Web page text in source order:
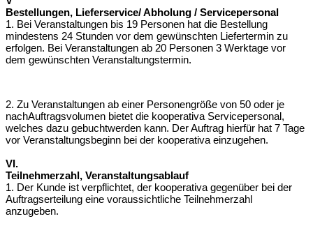
Bestellungen, Lieferservice/ Abholung / Servicepersonal
1. Bei Veranstaltungen bis 19 Personen hat die Bestellung
mindestens 24 Stunden vor dem gewünschten Liefertermin zu
erfolgen. Bei Veranstaltungen ab 20 Personen 3 Werktage vor
dem gewünschten Veranstaltungstermin.
2. Zu Veranstaltungen ab einer Personengröße von 50 oder je
nachAuftragsvolumen bietet die kooperativa Servicepersonal,
welches dazu gebuchtwerden kann. Der Auftrag hierfür hat 7 Tage
vor Veranstaltungsbeginn bei der kooperativa einzugehen.
VI.
Teilnehmerzahl, Veranstaltungsablauf
1. Der Kunde ist verpflichtet, der kooperativa gegenüber bei der
Auftragserteilung eine voraussichtliche Teilnehmerzahl
anzugeben.